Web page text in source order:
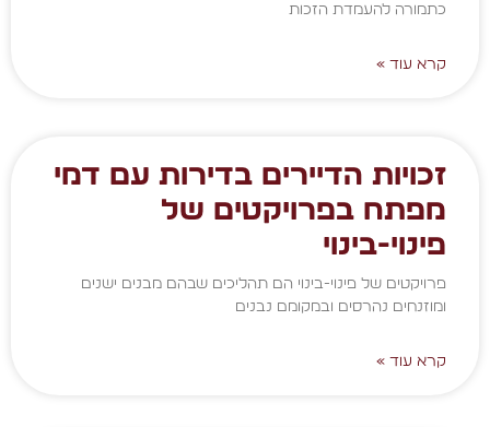
כתמורה להעמדת הזכות
קרא עוד »
זכויות הדיירים בדירות עם דמי
מפתח בפרויקטים של
פינוי-בינוי
פרויקטים של פינוי-בינוי הם תהליכים שבהם מבנים ישנים
ומוזנחים נהרסים ובמקומם נבנים
קרא עוד »